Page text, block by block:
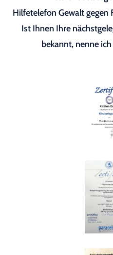
Hilfetelefon Gewalt
Ist Ihnen Ihre
bekannt, nenne